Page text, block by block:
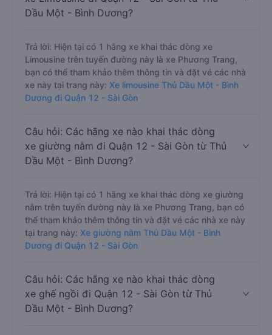
Dầu Một - Bình Dương?
Trả lời: Hiện tại có 1 hãng xe khai thác dòng xe
Limousine trên tuyến đường này là xe Phương Trang,
bạn có thể tham khảo thêm thông tin và đặt vé các nhà
xe này tại trang này: Xe limousine Thủ Dầu Một - Bình
Dương đi Quận 12 - Sài Gòn
Câu hỏi: Các hãng xe nào khai thác dòng
xe giường nằm đi Quận 12 - Sài Gòn từ Thủ
Dầu Một - Bình Dương?
Trả lời: Hiện tại có 1 hãng xe khai thác dòng xe giường
nằm trên tuyến đường này là xe Phương Trang, bạn có
thể tham khảo thêm thông tin và đặt vé các nhà xe này
tại trang này: Xe giường nằm Thủ Dầu Một - Bình
Dương đi Quận 12 - Sài Gòn
Câu hỏi: Các hãng xe nào khai thác dòng
xe ghế ngồi đi Quận 12 - Sài Gòn từ Thủ
Dầu Một - Bình Dương?